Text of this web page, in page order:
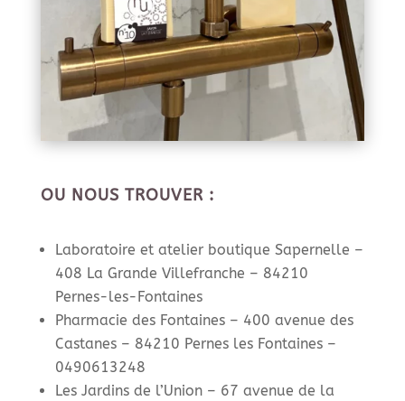
OU NOUS TROUVER :
Laboratoire et atelier boutique Sapernelle –
408 La Grande Villefranche – 84210
Pernes-les-Fontaines
Pharmacie des Fontaines – 400 avenue des
Castanes – 84210 Pernes les Fontaines –
0490613248
Les Jardins de l’Union – 67 avenue de la